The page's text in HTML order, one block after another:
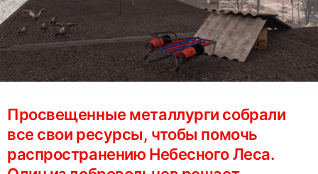
Просвещенные металлурги собрали
все свои ресурсы, чтобы помочь
распространению Небесного Леса.